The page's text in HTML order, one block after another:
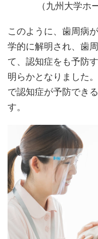
（九州大学ホ
このように、歯周病
学的に解明され、歯
て、認知症をも予防
明らかとなりました
で認知症が予防でき
す。